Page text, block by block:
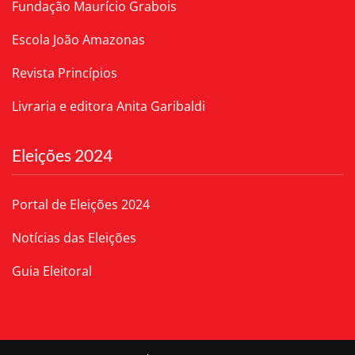
Fundação Maurício Grabois
Escola João Amazonas
Revista Princípios
Livraria e editora Anita Garibaldi
Eleições 2024
Portal de Eleições 2024
Notícias das Eleições
Guia Eleitoral